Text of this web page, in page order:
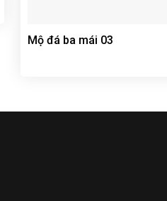
Mộ đá ba mái 03